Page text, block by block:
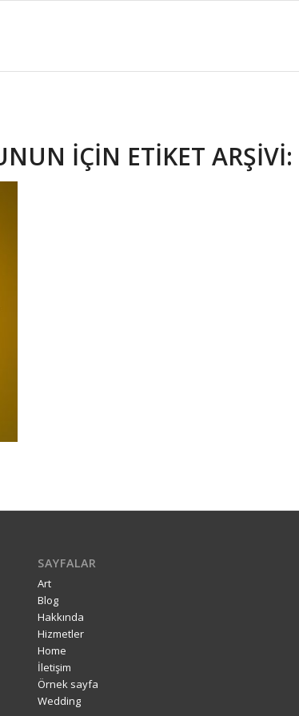
IÇIN ETIKET ARŞIVI:
SAYFALAR
Art
Blog
Hakkında
Hizmetler
Home
İletişim
Örnek sayfa
Wedding